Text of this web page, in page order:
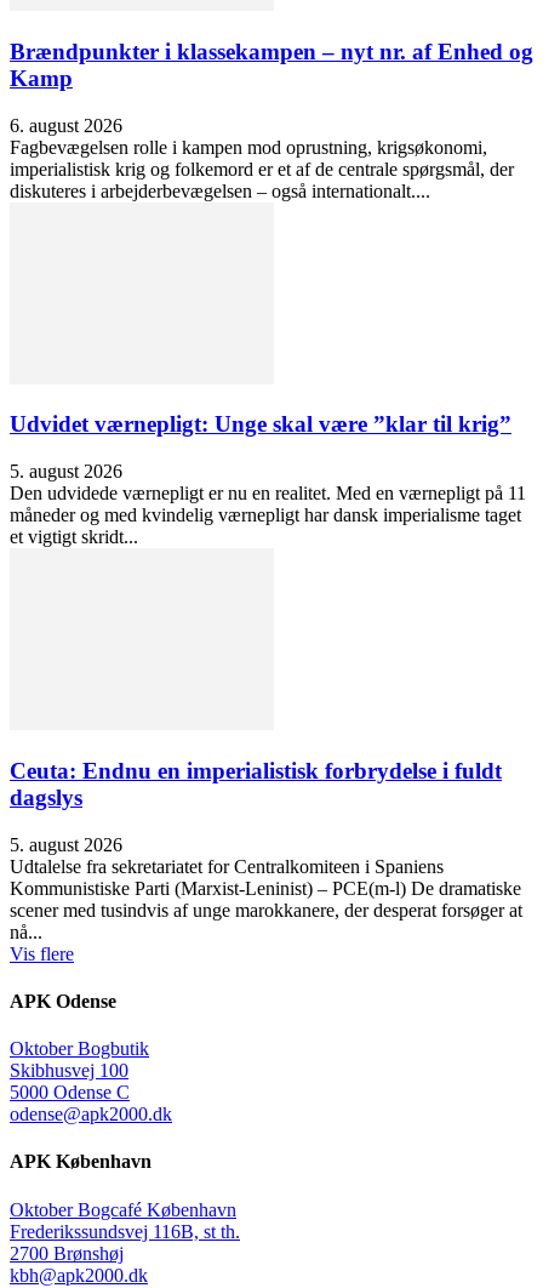
Brændpunkter i klassekampen – nyt nr. af Enhed og
Kamp
6. august 2026
Fagbevægelsen rolle i kampen mod oprustning, krigsøkonomi,
imperialistisk krig og folkemord er et af de centrale spørgsmål, der
diskuteres i arbejderbevægelsen – også internationalt....
Udvidet værnepligt: Unge skal være ”klar til krig”
5. august 2026
Den udvidede værnepligt er nu en realitet. Med en værnepligt på 11
måneder og med kvindelig værnepligt har dansk imperialisme taget
et vigtigt skridt...
Ceuta: Endnu en imperialistisk forbrydelse i fuldt
dagslys
5. august 2026
Udtalelse fra sekretariatet for Centralkomiteen i Spaniens
Kommunistiske Parti (Marxist-Leninist) – PCE(m-l) De dramatiske
scener med tusindvis af unge marokkanere, der desperat forsøger at
nå...
Vis flere
APK Odense
Oktober Bogbutik
Skibhusvej 100
5000 Odense C
odense@apk2000.dk
APK København
Oktober Bogcafé København
Frederikssundsvej 116B, st th.
2700 Brønshøj
kbh@apk2000.dk